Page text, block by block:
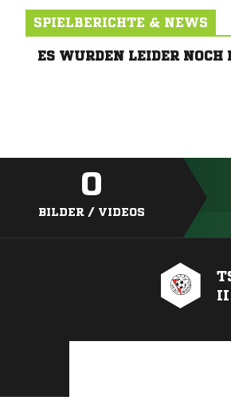
SPIELBERICHTE & NEWS
ES WURDEN LEIDER
0
BILDER / VIDEOS
II